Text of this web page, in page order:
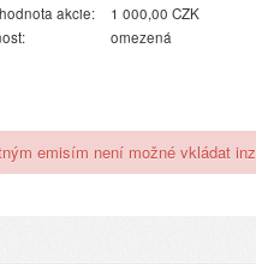
akcie:
1 000,00 CZK
omezená
emisím není možné vkládat